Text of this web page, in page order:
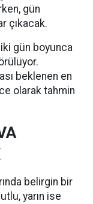
gün
çıkacak.
gün boyunca
beklenen en
olarak tahmin
belirgin bir
yarın ise